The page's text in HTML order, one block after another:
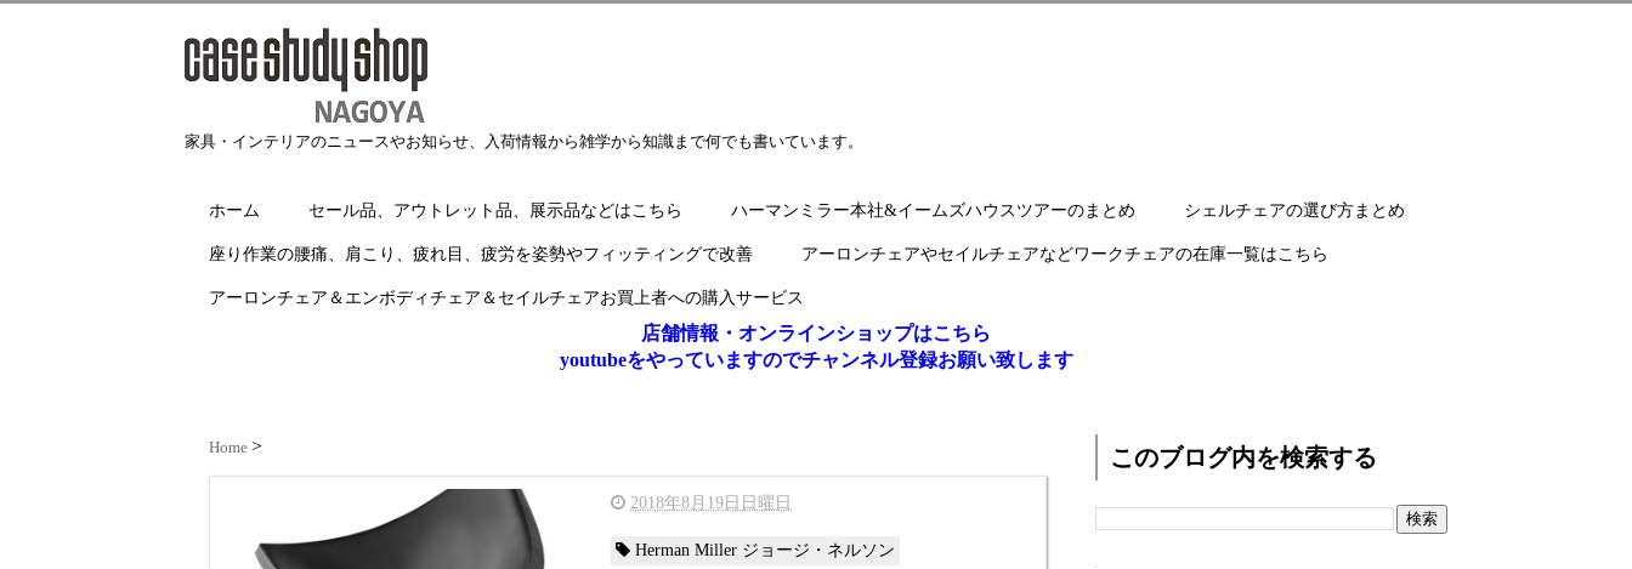
家具・インテリアのニュースやお知らせ、入荷情報から雑学から知識まで何でも書いています。
ホーム セール品、アウトレット品、展示品などはこちら ハーマンミラー本社&イームズハウスツアーのまとめ シェルチェアの選び方まとめ
座り作業の腰痛、肩こり、疲れ目、疲労を姿勢やフィッティングで改善 アーロンチェアやセイルチェアなどワークチェアの在庫一覧はこちら
アーロンチェア＆エンボディチェア＆セイルチェアお買上者への購入サービス
店舗情報・オンラインショップはこちら
youtubeをやっていますのでチャンネル登録お願い致します
Home
2018年8月19日日曜日
Herman Miller ジョージ・ネルソン
このブログ内を検索する